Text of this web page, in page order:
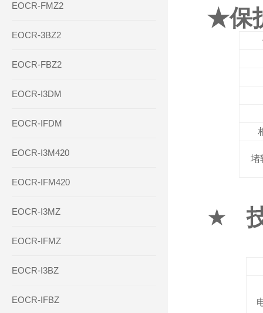
EOCR-FMZ2
EOCR-3BZ2
EOCR-FBZ2
EOCR-I3DM
EOCR-IFDM
EOCR-I3M420
EOCR-IFM420
EOCR-I3MZ
EOCR-IFMZ
EOCR-I3BZ
EOCR-IFBZ
★保
堵
★